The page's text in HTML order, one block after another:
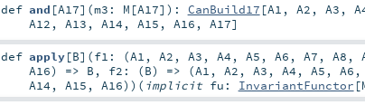
def and [A17] (m3: M [A17] ) : CanBuild17 [A1 , A2 , A3 ,
A12 , A13 , A14 , A15 , A16 , A17]
def apply[B] (f1: (A1 , A2 , A3 , A4 , A5 , A6 , A7 , A8 ,
A16) => B , f2: (B) => (A1 , A2 , A3 , A4 , A5 , A6 ,
A14 , A15 , A16) ) ( implicit fu: InvariantFunctor [